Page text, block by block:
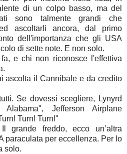
di un colpo basso, ma del
sono talmente grandi che
ascoltarli ancora, dal primo
dell'importanza che gli USA
di sette note. E non solo.
e chi non riconosce l'effettiva
ascolta il Cannibale e da credito
Se dovessi scegliere, Lynyrd
Jefferson Airplane
Turn! Turn!"
grande freddo, ecco un’altra
paraculata per eccellenza. Per lo
solo.